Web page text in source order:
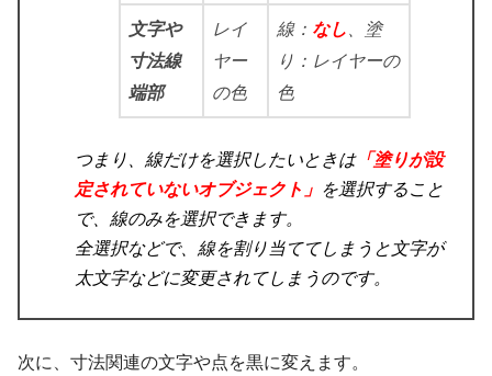
文字や
寸法線
端部
レイ
ヤー
の色
線： なし 、塗
り：レイヤーの
色
つまり、線だけを選択したいときは「塗りが設
定されていないオブジェクト」 を選択すること
で、線のみを選択できます。
全選択などで、線を割り当ててしまうと文字が
太文字などに変更されてしまうのです。
次に、寸法関連の文字や点を黒に変えます。